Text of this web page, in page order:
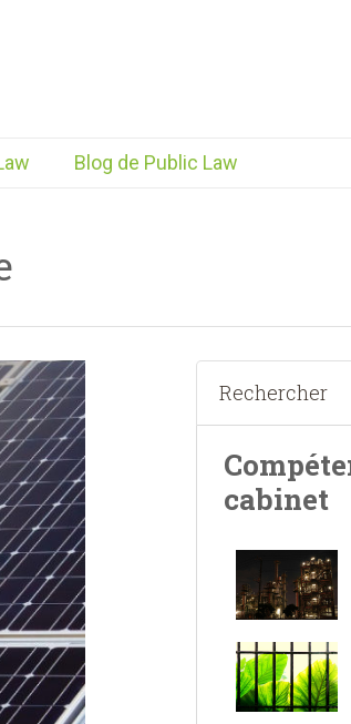
Blog de Public Law
cabinet